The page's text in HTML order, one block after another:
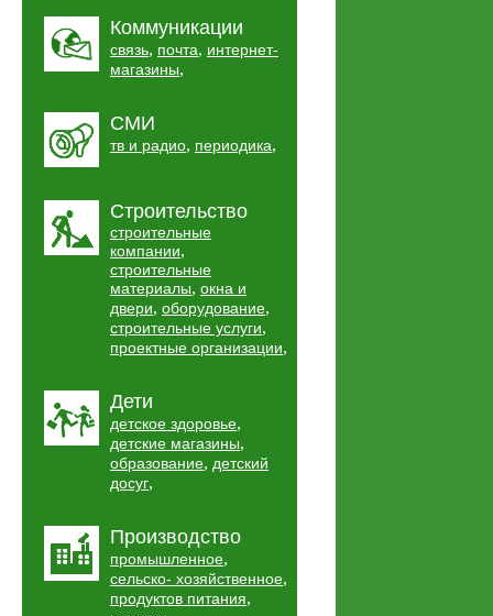
Коммуникации
связь, почта, интернет-
магазины,
СМИ
тв и радио, периодика,
Строительство
строительные
компании,
строительные
материалы, окна и
двери, оборудование,
строительные услуги,
проектные организации,
Дети
детское здоровье,
детские магазины,
образование, детский
досуг,
Производство
промышленное,
сельско- хозяйственное,
продуктов питания,